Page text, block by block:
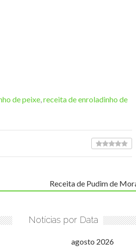
de peixe,receita de enroladinho de
Receita de Pudim de
Notícias por Data
agosto 2026